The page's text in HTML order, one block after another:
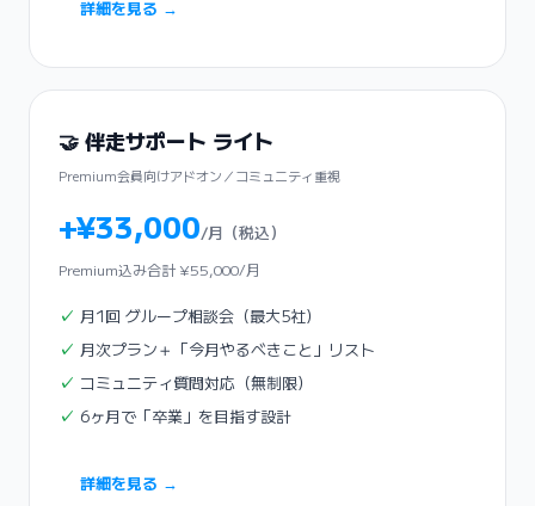
詳細を見る →
🤝 伴走サポート ライト
Premium会員向けアドオン／コミュニティ重視
+¥33,000/月（税込）
Premium込み合計 ¥55,000/月
月1回 グループ相談会（最大5社）
月次プラン＋「今月やるべきこと」リスト
コミュニティ質問対応（無制限）
6ヶ月で「卒業」を目指す設計
詳細を見る →